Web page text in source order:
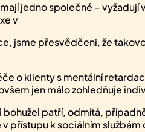
jedno společné –
v
jsme přesvědčeni, že
klienty s mentální
jen málo zohledňuje
patří, odmítá,
přístupu k sociálním